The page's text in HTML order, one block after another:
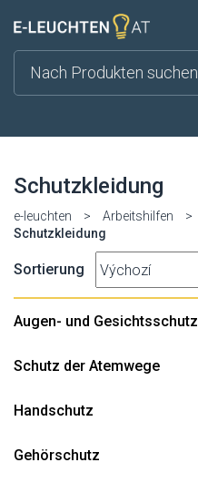
Schutzkleidung
e-leuchten > Arbeitshilfen >
Schutzkleidung
Sortierung
Augen- und Gesichtsschutz
Schutz der Atemwege
Handschutz
Gehörschutz